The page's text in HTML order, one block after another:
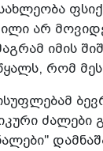
არ
იმის
რომ
ძალები